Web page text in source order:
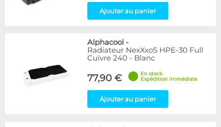
Ajouter au panier
Alphacool -
Radiateur NexXxoS HPE-30 Full
Cuivre 240 - Blanc
77,90 €
En stock
Expédition immédiate
Ajouter au panier